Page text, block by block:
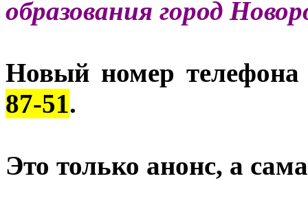
образования город
Новый номер
87-51.
Это только анонс, а